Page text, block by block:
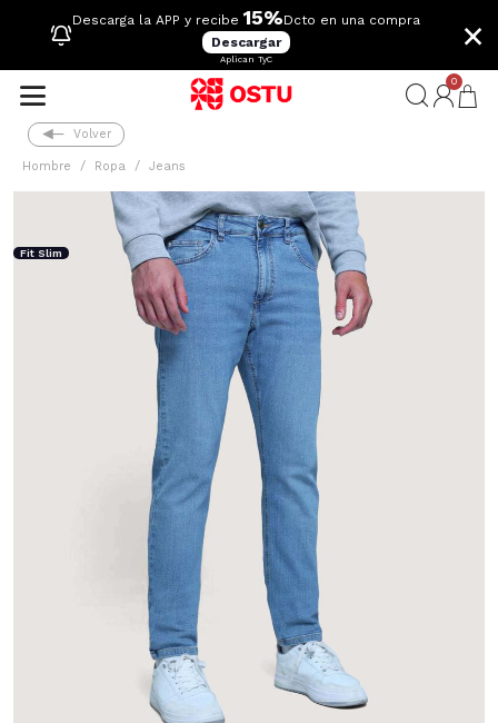
Descarga la APP y recibe 15%Dcto en una compra
Descargar
Aplican TyC
×
0
Volver
Hombre Ropa Jeans
Fit Slim